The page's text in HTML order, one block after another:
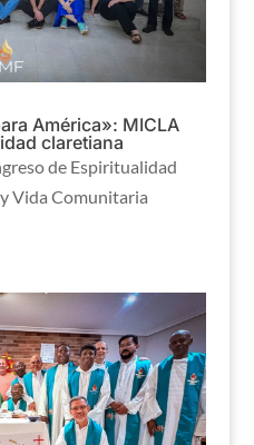
América»: MICLA
claretiana
de Espiritualidad
Vida Comunitaria